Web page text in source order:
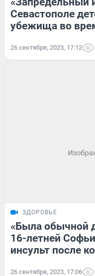
Севастополе
убежища во
26 сентября, 2023, 17:12
ЗДОРОВЬЕ
«Была обычной
16-летней
инсульт после
26 сентября, 2023, 17:06